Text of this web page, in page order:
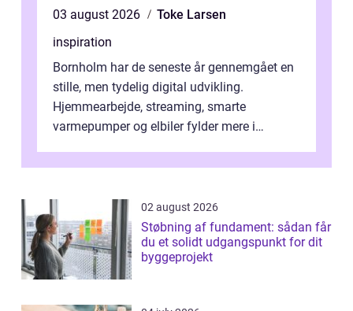
03 august 2026
Toke Larsen
inspiration
Bornholm har de seneste år gennemgået en
stille, men tydelig digital udvikling.
Hjemmearbejde, streaming, smarte
varmepumper og elbiler fylder mere i
velfungerende ele...
02 august 2026
Støbning af fundament: sådan får
du et solidt udgangspunkt for dit
byggeprojekt